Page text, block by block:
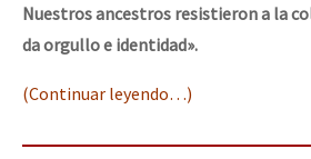
Nuestros ancestros resistieron a la
da orgullo e identidad».
(Continuar leyendo…)